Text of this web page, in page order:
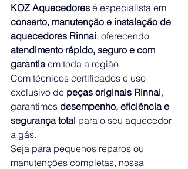
KOZ Aquecedores é especialista em
conserto, manutenção e instalação de
aquecedores Rinnai, oferecendo
atendimento rápido, seguro e com
garantia em toda a região.
Com técnicos certificados e uso
exclusivo de peças originais Rinnai,
garantimos desempenho, eficiência e
segurança total para o seu aquecedor
a gás.
Seja para pequenos reparos ou
manutenções completas, nossa